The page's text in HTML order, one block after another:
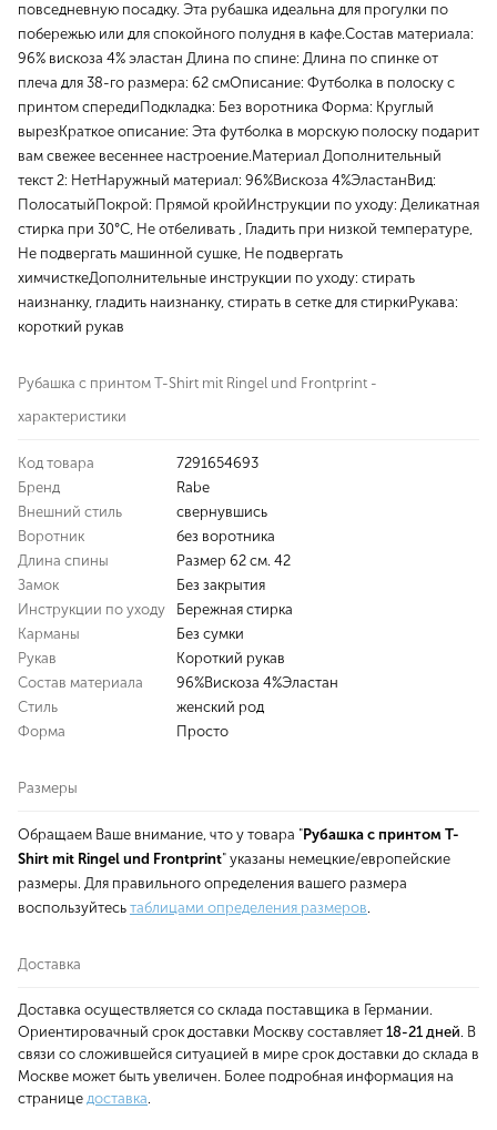
повседневную посадку. Эта рубашка идеальна для прогулки по
побережью или для спокойного полудня в кафе.Состав материала:
96% вискоза 4% эластан Длина по спине: Длина по спинке от
плеча для 38-го размера: 62 смОписание: Футболка в полоску с
принтом спередиПодкладка: Без воротника Форма: Круглый
вырезКраткое описание: Эта футболка в морскую полоску подарит
вам свежее весеннее настроение.Материал Дополнительный
текст 2: НетНаружный материал: 96%Вискоза 4%ЭластанВид:
ПолосатыйПокрой: Прямой кройИнструкции по уходу: Деликатная
стирка при 30°C, Не отбеливать , Гладить при низкой температуре,
Не подвергать машинной сушке, Не подвергать
химчисткеДополнительные инструкции по уходу: стирать
наизнанку, гладить наизнанку, стирать в сетке для стиркиРукава:
короткий рукав
Рубашка с принтом T-Shirt mit Ringel und Frontprint -
характеристики
Код товара
7291654693
Бренд
Rabe
Внешний стиль
свернувшись
Воротник
без воротника
Длина спины
Размер 62 см. 42
Замок
Без закрытия
Инструкции по уходу
Бережная стирка
Карманы
Без сумки
Рукав
Короткий рукав
Состав материала
96%Вискоза 4%Эластан
Стиль
женский род
Форма
Просто
Размеры
Обращаем Ваше внимание, что у товара "Рубашка с принтом T-
Shirt mit Ringel und Frontprint" указаны немецкие/европейские
размеры. Для правильного определения вашего размера
воспользуйтесь таблицами определения размеров.
Доставка
Доставка осуществляется со склада поставщика в Германии.
Ориентировачный срок доставки Москву составляет 18-21 дней. В
связи со сложившейся ситуацией в мире срок доставки до склада в
Москве может быть увеличен. Более подробная информация на
странице доставка.